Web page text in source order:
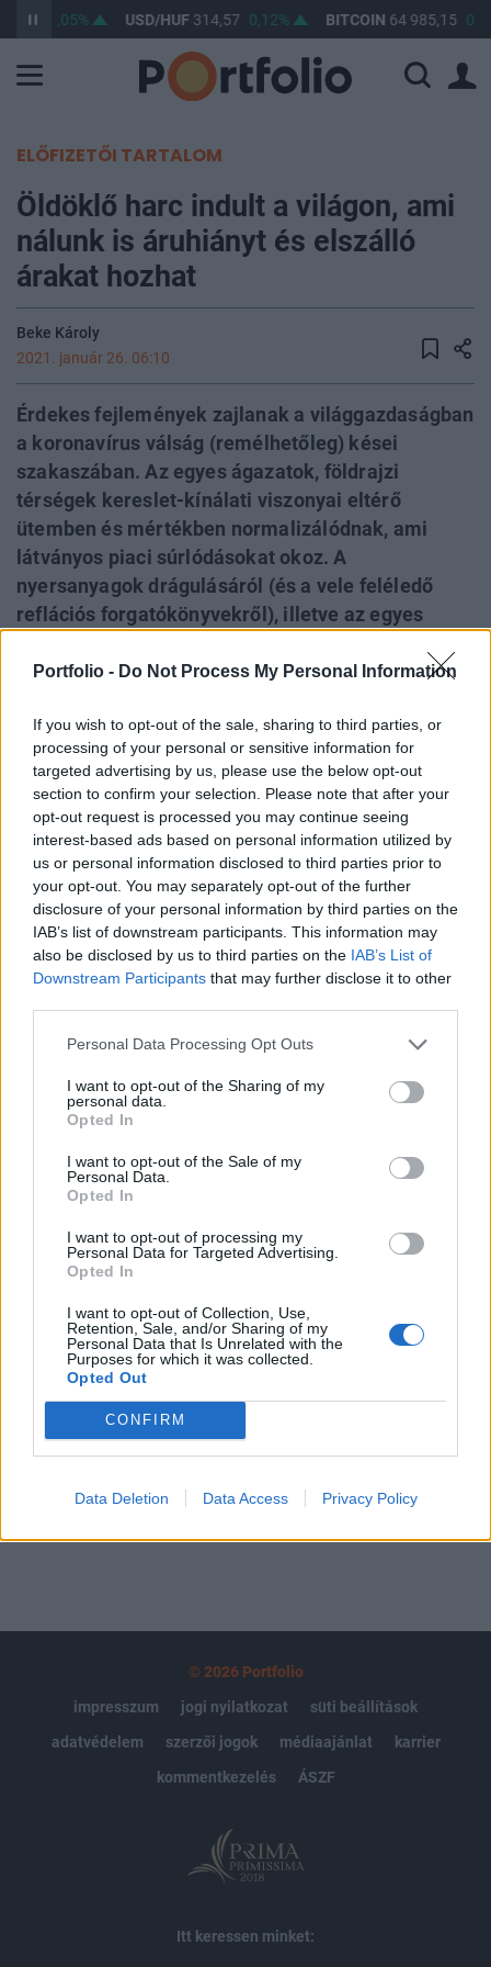
Portfolio - Do Not Process My Personal Information
If you wish to opt-out of the sale, sharing to third parties, or
processing of your personal or sensitive information for
targeted advertising by us, please use the below opt-out
section to confirm your selection. Please note that after your
opt-out request is processed you may continue seeing
interest-based ads based on personal information utilized by
us or personal information disclosed to third parties prior to
your opt-out. You may separately opt-out of the further
disclosure of your personal information by third parties on the
IAB’s list of downstream participants. This information may
also be disclosed by us to third parties on the IAB’s List of
Downstream Participants that may further disclose it to other
Personal Data Processing Opt Outs
I want to opt-out of the Sharing of my
personal data.
Opted In
I want to opt-out of the Sale of my
Personal Data.
Opted In
I want to opt-out of processing my
Personal Data for Targeted Advertising.
Opted In
I want to opt-out of Collection, Use,
Retention, Sale, and/or Sharing of my
Personal Data that Is Unrelated with the
Purposes for which it was collected.
Opted Out
CONFIRM
Data Deletion Data Access Privacy Policy
0,05% USD/HUF314,57 0,12% BITCOIN 64 985,15
ELŐFIZETŐI TARTALOM
Öldöklő harc indult a világon, ami
nálunk is áruhiányt és elszálló
árakat hozhat
Beke Károly
2021. január 26. 06:10
Érdekes fejlemények zajlanak a világgazdaságban
a koronavírus válság (remélhetőleg) kései
szakaszában. Az egyes ágazatok, földrajzi
térségek kereslet-kínálati viszonyai eltérő
ütemben és mértékben normalizálódnak, ami
látványos piaci súrlódásokat okoz. A
nyersanyagok drágulásáról (és a vele feléledő
reflációs forgatókönyvekről), illetve az egyes
leglátványosabb folyamatok azonban a
ugrott az Ázsiából Európába való szállítás
költsége az utóbbi hónapokban a globális
konténerhiánynak köszönhetően. A kínai
exportőrök öldöklő harcot folytatnak a szabad
kapacitásokért, miközben Európából szinte üresen
mennek vissza a konténerek.
Kilőttek a szállítási árak Az utóbbi hetekben kilőttek a
szállítási árak miután a gyártók gyakran heteket
kénytelenek várni a szabad konténerekre, ezért pedig akár
az IKEA szingapúri leányvállalata például „globális
szállítmányozási válságról”...
KEDVES OLVASÓNK!
A keresett cikk a portfolio.hu hírarchívumához
regisztrációhoz kötött.
Az előfizetés a következőket tartalmazza:
Portfolio.hu teljes cikkarchívum
Kötéslisták: BÉT elmúlt 2 év napon belüli
kötéslistái
MÁR ELŐFIZETŐNK VAGY?BEJELENTKEZÉS
© 2026 Portfolio
impresszum
jogi nyilatkozat
süti beállítások
adatvédelem
szerzői jogok médiaajánlat
karrier
kommentkezelés
ÁSZF
Itt keressen minket: